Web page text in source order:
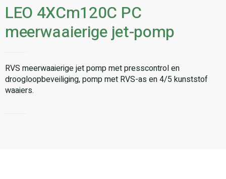
LEO 4XCm120C PC
meerwaaierige jet-pomp
RVS meerwaaierige jet pomp met presscontrol en
droogloopbeveiliging, pomp met RVS-as en 4/5 kunststof
waaiers.